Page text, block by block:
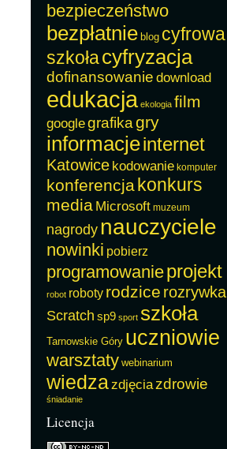
bezpieczeństwo
bezpłatnie blog cyfrowa
szkołacyfryzacja
dofinansowanie download
edukacja ekologia film
googlegrafikagry
informacjeinternet
Katowice kodowanie komputer
konferencjakonkurs
media Microsoft muzeum
nagrody nauczyciele
nowinki pobierz
programowanieprojekt
robot roboty rodzice rozrywka
Scratch sp9 sport szkoła
Tarnowskie Góry uczniowie
warsztaty webinarium
wiedzazdjęcia zdrowie
śniadanie
Licencja